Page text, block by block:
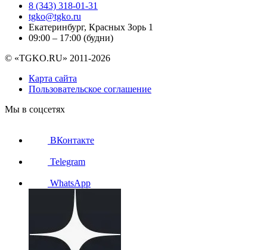
8 (343) 318-01-31
tgko@tgko.ru
Екатеринбург, Красных Зорь 1
09:00 – 17:00 (будни)
© «TGKO.RU» 2011-2026
Карта сайта
Пользовательское соглашение
Мы в соцсетях
ВКонтакте
Telegram
WhatsApp